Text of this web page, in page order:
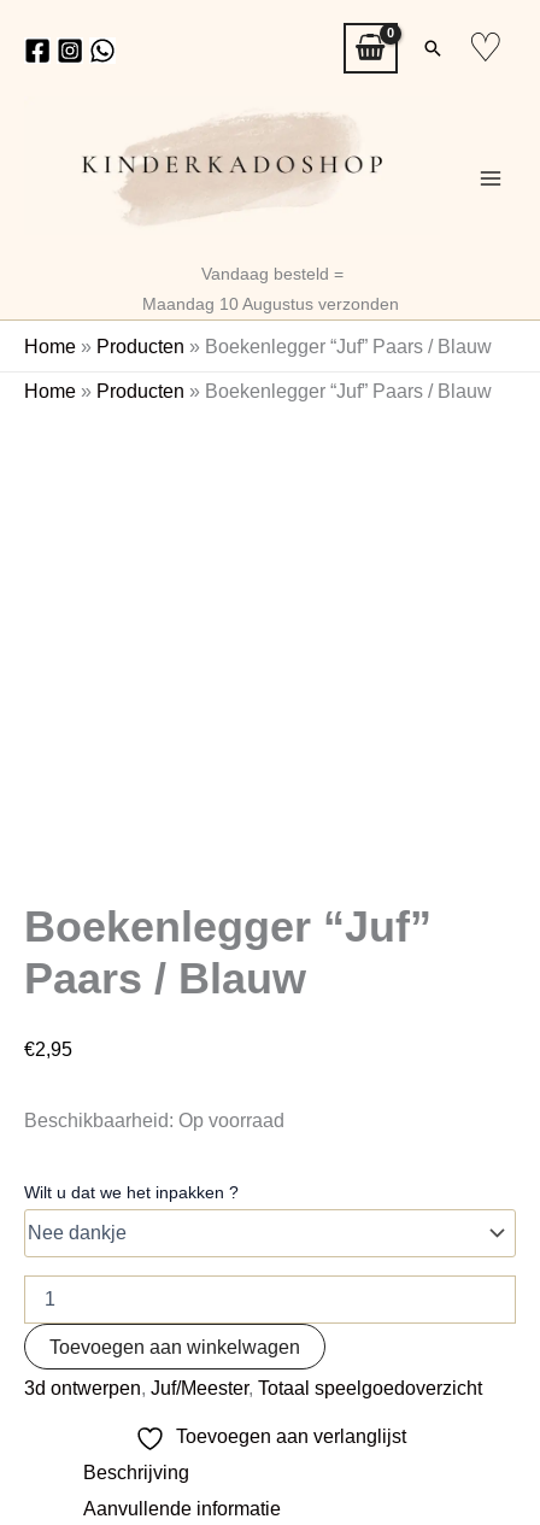
naar
Zoeken
♡
Vandaag besteld =
Maandag 10 Augustus verzonden
Home » Producten » Boekenlegger “Juf” Paars / Blauw
Home » Producten » Boekenlegger “Juf” Paars / Blauw
Boekenlegger “Juf”
Paars / Blauw
€2,95
Beschikbaarheid: Op voorraad
Wilt u dat we het inpakken ?
Boekenlegger
Toevoegen aan winkelwagen
3d ontwerpen Juf/Meester, Totaal speelgoedoverzicht
Toevoegen aan verlanglijst
Beschrijving
Aanvullende informatie